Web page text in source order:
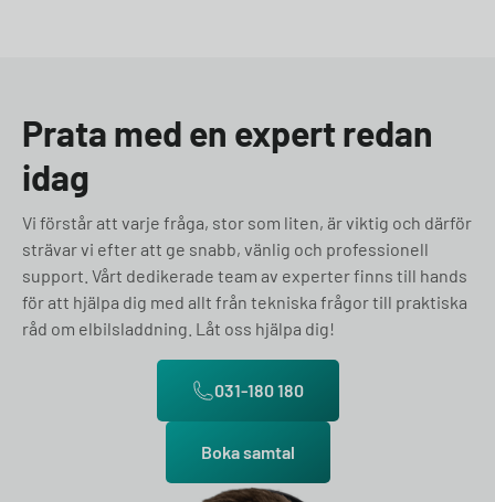
Prata med en expert redan
idag
Vi förstår att varje fråga, stor som liten, är viktig och därför
strävar vi efter att ge snabb, vänlig och professionell
support. Vårt dedikerade team av experter finns till hands
för att hjälpa dig med allt från tekniska frågor till praktiska
råd om elbilsladdning. Låt oss hjälpa dig!
031-180 180
Boka samtal